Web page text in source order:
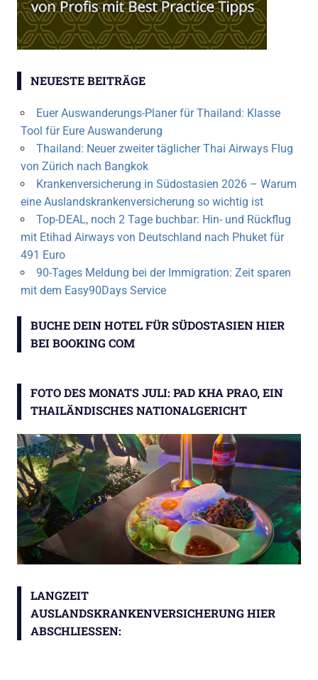
NEUESTE BEITRÄGE
Euer Auswanderungs-Planer für Thailand: Klasse
Tool für Eure Auswanderung
Thailand: Neuer zweiter täglicher Thai Airways Flug
von Zürich nach Bangkok
Krankenversicherung in Südostasien 2026 – Warum
eine Auslandskrankenversicherung so wichtig ist
Top-DEAL, noch 2 Tage buchbar: Hin- und Rückflug
mit Etihad Airways von Deutschland nach Phuket für
491 Euro
90-Tages Meldung bei der Immigration: Zeit sparen
mit dem Easy90Days Service
BUCHE DEIN HOTEL FÜR SÜDOSTASIEN HIER
BEI BOOKING COM
FOTO DES MONATS JULI: PAD KHA PRAO, EIN
THAILÄNDISCHES NATIONALGERICHT
LANGZEIT
AUSLANDSKRANKENVERSICHERUNG HIER
ABSCHLIESSEN: